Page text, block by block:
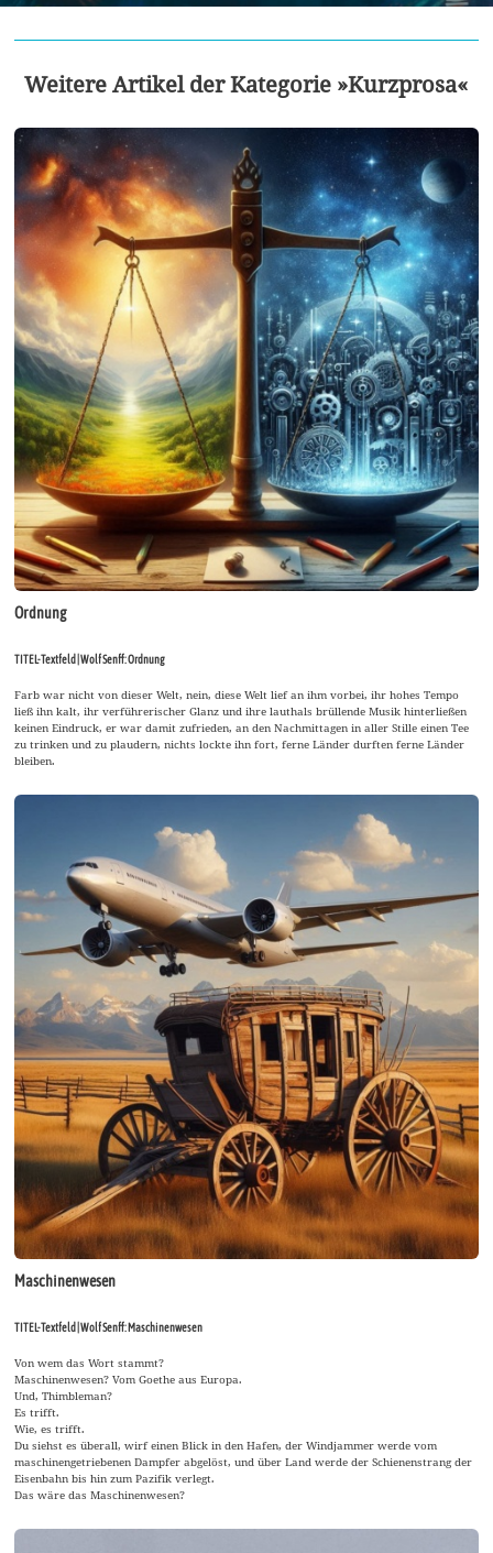
Weitere Artikel der Kategorie »Kurzprosa«
Ordnung
TITEL-Textfeld | Wolf Senff: Ordnung
Farb war nicht von dieser Welt, nein, diese Welt lief an ihm vorbei, ihr hohes Tempo
ließ ihn kalt, ihr verführerischer Glanz und ihre lauthals brüllende Musik hinterließen
keinen Eindruck, er war damit zufrieden, an den Nachmittagen in aller Stille einen Tee
zu trinken und zu plaudern, nichts lockte ihn fort, ferne Länder durften ferne Länder
bleiben.
Maschinenwesen
TITEL-Textfeld | Wolf Senff: Maschinenwesen
Von wem das Wort stammt?
Maschinenwesen? Vom Goethe aus Europa.
Und, Thimbleman?
Es trifft.
Wie, es trifft.
Du siehst es überall, wirf einen Blick in den Hafen, der Windjammer werde vom
maschinengetriebenen Dampfer abgelöst, und über Land werde der Schienenstrang der
Eisenbahn bis hin zum Pazifik verlegt.
Das wäre das Maschinenwesen?